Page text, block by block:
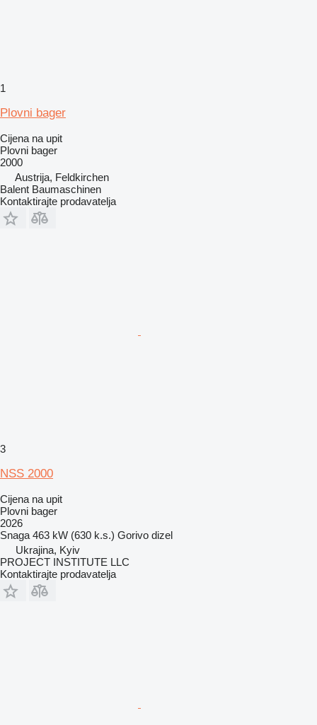
1
Plovni bager
Cijena na upit
Plovni bager
2000
Austrija, Feldkirchen
Balent Baumaschinen
Kontaktirajte prodavatelja
3
NSS 2000
Cijena na upit
Plovni bager
2026
Snaga 463 kW (630 k.s.) Gorivo dizel
Ukrajina, Kyiv
PROJECT INSTITUTE LLC
Kontaktirajte prodavatelja